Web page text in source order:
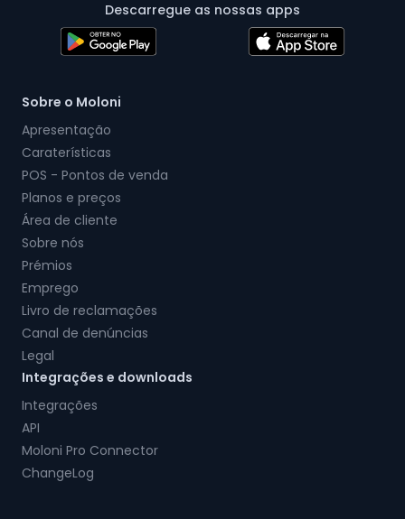
Descarregue as nossas apps
Sobre o Moloni
Apresentação
Caraterísticas
POS - Pontos de venda
Planos e preços
Área de cliente
Sobre nós
Prémios
Emprego
Livro de reclamações
Canal de denúncias
Legal
Integrações e downloads
Integrações
API
Moloni Pro Connector
ChangeLog